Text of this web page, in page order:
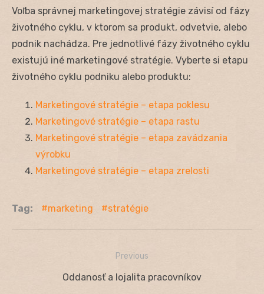
Voľba správnej marketingovej stratégie závisí od fázy
životného cyklu, v ktorom sa produkt, odvetvie, alebo
podnik nachádza. Pre jednotlivé fázy životného cyklu
existujú iné marketingové stratégie. Vyberte si etapu
životného cyklu podniku alebo produktu:
Marketingové stratégie – etapa poklesu
Marketingové stratégie – etapa rastu
Marketingové stratégie – etapa zavádzania
výrobku
Marketingové stratégie – etapa zrelosti
Tag: marketing stratégie
Navigácia
Previous
Previous
Oddanosť a lojalita pracovníkov